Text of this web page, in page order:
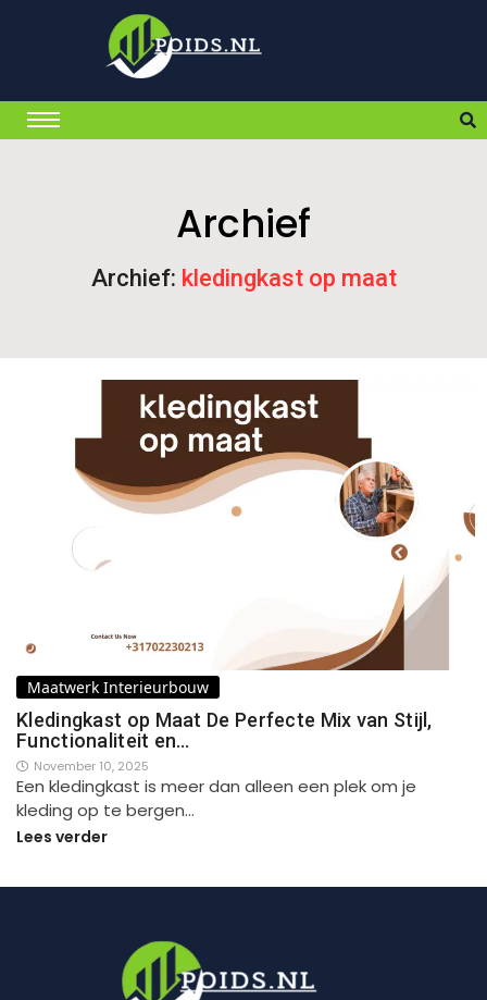
Archief
Archief: kledingkast op maat
Maatwerk Interieurbouw
Kledingkast op Maat De Perfecte Mix van Stijl,
Functionaliteit en…
November 10, 2025
Een kledingkast is meer dan alleen een plek om je
kleding op te bergen…
Lees verder